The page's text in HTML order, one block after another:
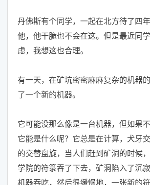
丹佛斯有个同学，一起在北方待了四
他，他干脆也不会在这。但是最近同
虑，我想这也合理。
有一天，在矿坑密密麻麻复杂的机器
了一个新的机器。
它可能没那么像是一台机器，但如果不
它能是什么呢？它总是在计算，犬牙
的交替盘旋，当人们赶到矿洞的时候
学院的符箓吞了下去，矿洞陷入了沉
机器吞吃，然后很缓慢地，一张新的